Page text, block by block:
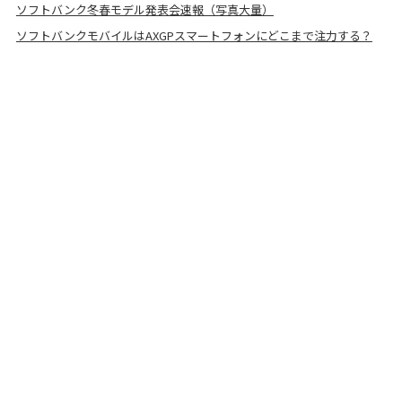
ソフトバンク冬春モデル発表会速報（写真大量）
ソフトバンクモバイルはAXGPスマートフォンにどこまで注力する？